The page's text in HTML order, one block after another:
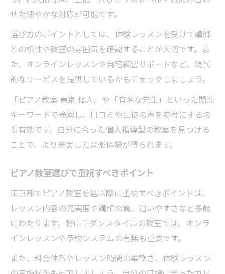
せた細やかな対応が可能です。
選び方のポイントとしては、体験レッスンを受けて講師
との相性や教室の雰囲気を確認することが大切です。ま
た、オンラインレッスンや自宅練習サポートなど、現代
的なサービスを提供しているかもチェックしましょう。
「ピアノ教室 東京 個人」や「有名な先生」といった関連
キーワードで検索し、口コミや生徒の声を参考にするの
も有効です。自分に合った個人指導型の教室を見つける
ことで、より充実した音楽体験が得られます。
ピアノ教室選びで重視すべきポイント
東京都でピアノ教室を選ぶ際に重視すべきポイントは、
レッスン内容の充実度や講師の質、通いやすさなど多岐
にわたります。特にモダンスタイルの教室では、オンラ
インレッスンや予約システムの有無も重要です。
また、料金体系やレッスン時間の柔軟さ、体験レッスン